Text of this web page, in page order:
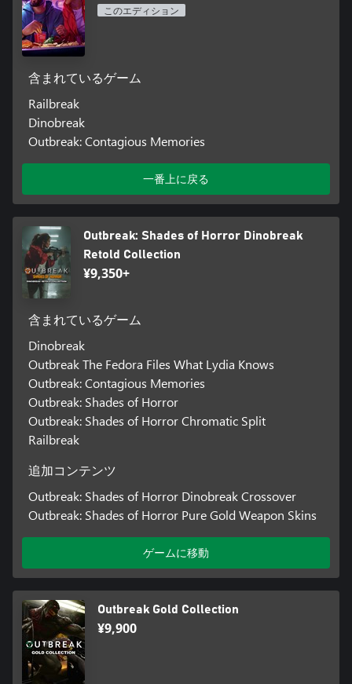
このエディション
含まれているゲーム
Railbreak
Dinobreak
Outbreak: Contagious Memories
一番上に戻る
Outbreak: Shades of Horror Dinobreak
Retold Collection
¥9,350+
含まれているゲーム
Dinobreak
Outbreak The Fedora Files What Lydia Knows
Outbreak: Contagious Memories
Outbreak: Shades of Horror
Outbreak: Shades of Horror Chromatic Split
Railbreak
追加コンテンツ
Outbreak: Shades of Horror Dinobreak Crossover
Outbreak: Shades of Horror Pure Gold Weapon Skins
ゲームに移動
Outbreak Gold Collection
¥9,900